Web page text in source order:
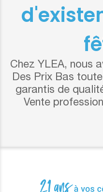
Chez YLEA, nous
Des Prix Bas
garantis de
Vente